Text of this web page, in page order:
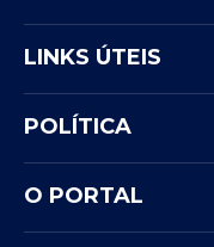
psicológica,
comprovação
cidades de
Validade
O concurso terá
partir da
LINKS ÚTEIS
POLÍTICA
O PORTAL